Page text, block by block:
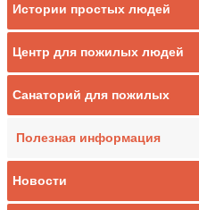
Истории простых людей
Центр для пожилых людей
Санаторий для пожилых
Полезная информация
Новости